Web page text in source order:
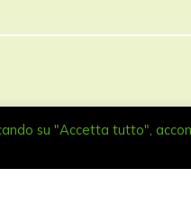
su "Accetta tutto",